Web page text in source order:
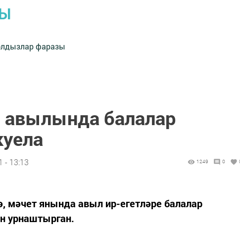
фаразы
балалар
- 13:13 1249 0
янында авыл ир-егетләре балалар
урнаштырган.